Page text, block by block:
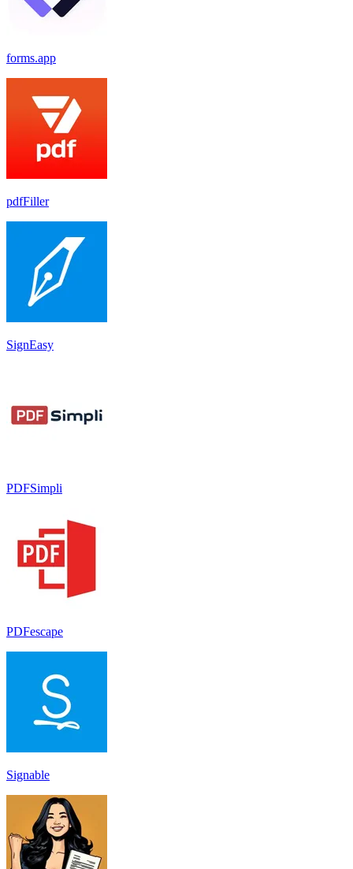
forms.app
pdfFiller
SignEasy
PDFSimpli
PDFescape
Signable